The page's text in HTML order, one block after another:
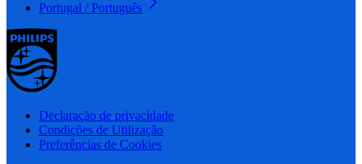
Portugal / Português
Declaração de privacidade
Condições de Utilização
Preferências de Cookies